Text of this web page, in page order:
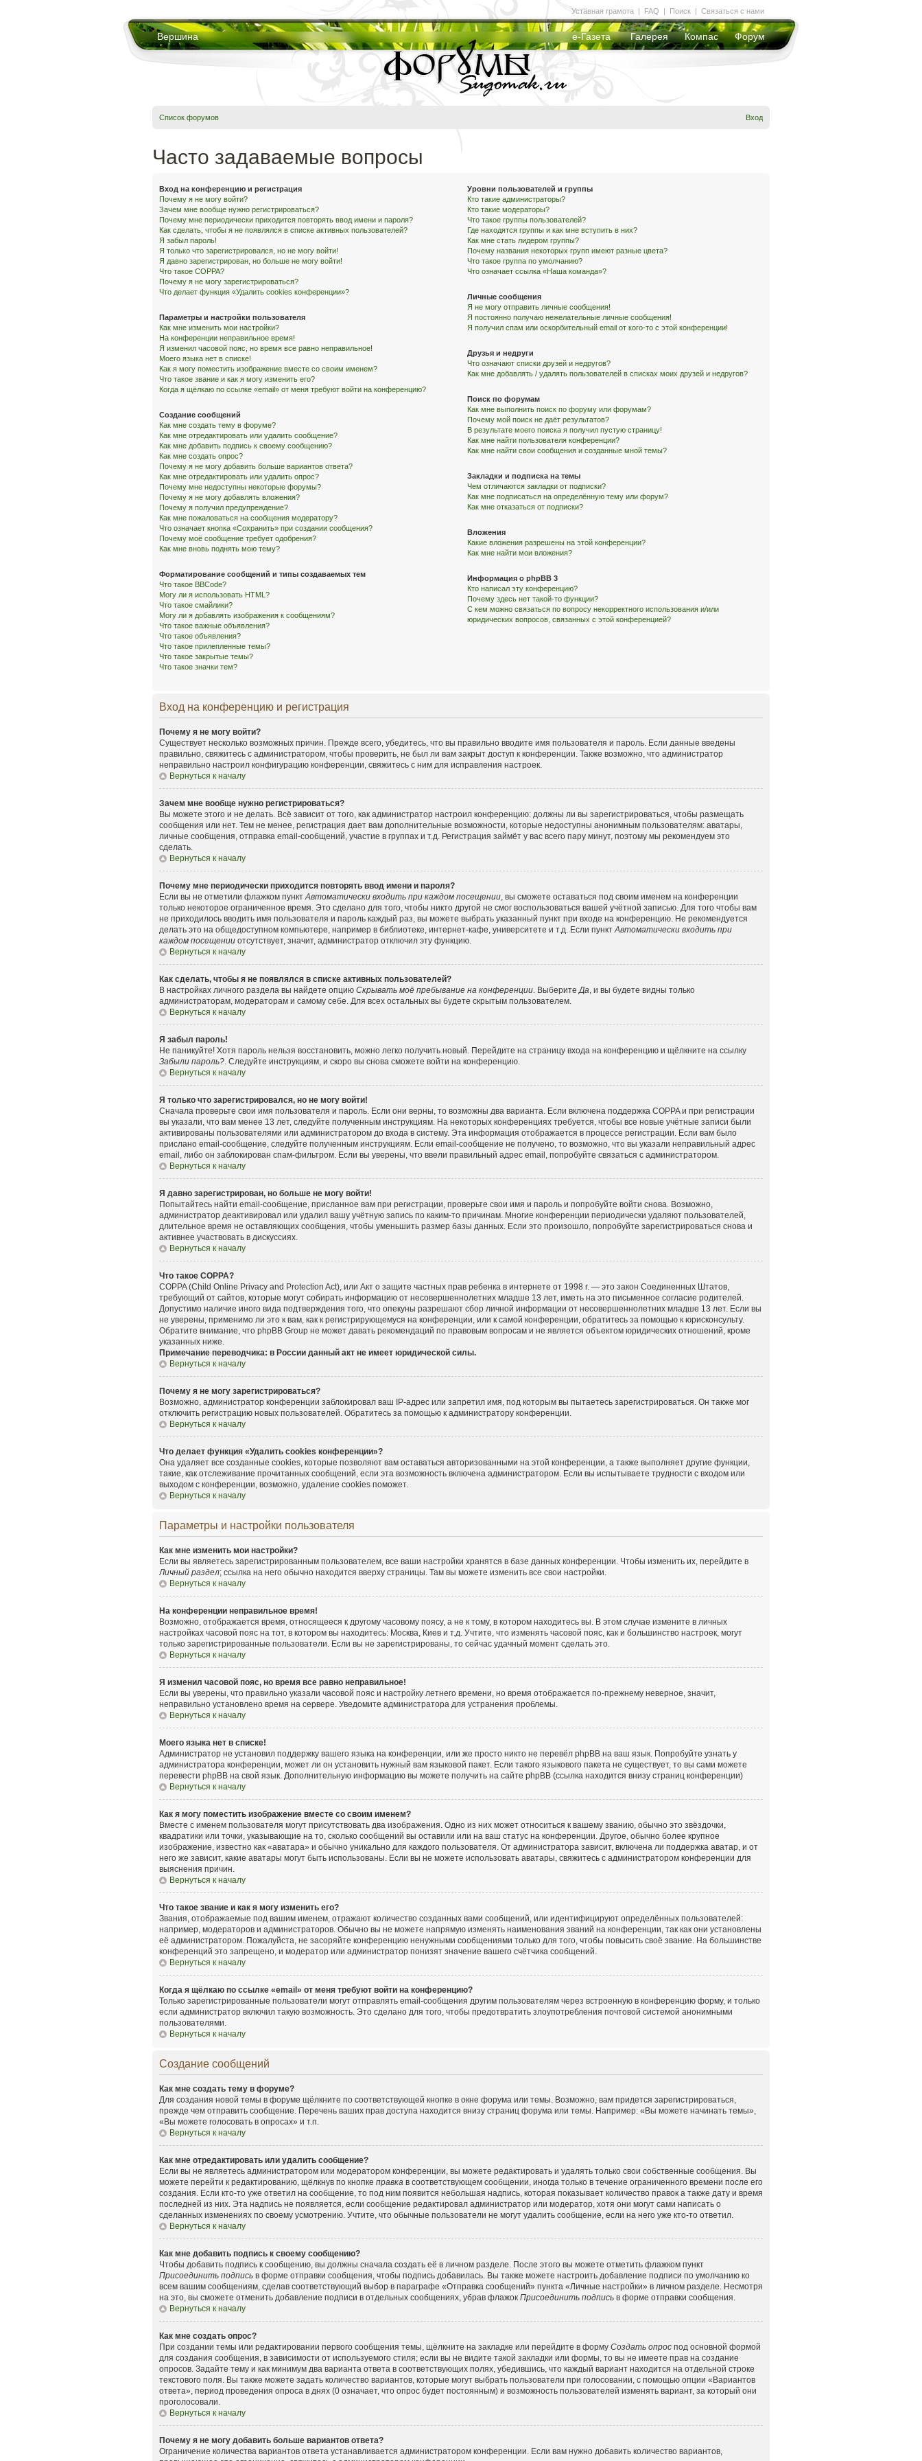
Вершина е-Газета Галерея Компас Форум
Уставная грамота | FAQ | Поиск | Связаться с нами
Список форумов Вход
Часто задаваемые вопросы
Вход на конференцию и регистрация
Почему я не могу войти?
Зачем мне вообще нужно регистрироваться?
Почему мне периодически приходится повторять ввод имени и пароля?
Как сделать, чтобы я не появлялся в списке активных пользователей?
Я забыл пароль!
Я только что зарегистрировался, но не могу войти!
Я давно зарегистрирован, но больше не могу войти!
Что такое COPPA?
Почему я не могу зарегистрироваться?
Что делает функция «Удалить cookies конференции»?
Параметры и настройки пользователя
Как мне изменить мои настройки?
На конференции неправильное время!
Я изменил часовой пояс, но время все равно неправильное!
Моего языка нет в списке!
Как я могу поместить изображение вместе со своим именем?
Что такое звание и как я могу изменить его?
Когда я щёлкаю по ссылке «email» от меня требуют войти на конференцию?
Создание сообщений
Как мне создать тему в форуме?
Как мне отредактировать или удалить сообщение?
Как мне добавить подпись к своему сообщению?
Как мне создать опрос?
Почему я не могу добавить больше вариантов ответа?
Как мне отредактировать или удалить опрос?
Почему мне недоступны некоторые форумы?
Почему я не могу добавлять вложения?
Почему я получил предупреждение?
Как мне пожаловаться на сообщения модератору?
Что означает кнопка «Сохранить» при создании сообщения?
Почему моё сообщение требует одобрения?
Как мне вновь поднять мою тему?
Форматирование сообщений и типы создаваемых тем
Что такое BBCode?
Могу ли я использовать HTML?
Что такое смайлики?
Могу ли я добавлять изображения к сообщениям?
Что такое важные объявления?
Что такое объявления?
Что такое прилепленные темы?
Что такое закрытые темы?
Что такое значки тем?
Уровни пользователей и группы
Кто такие администраторы?
Кто такие модераторы?
Что такое группы пользователей?
Где находятся группы и как мне вступить в них?
Как мне стать лидером группы?
Почему названия некоторых групп имеют разные цвета?
Что такое группа по умолчанию?
Что означает ссылка «Наша команда»?
Личные сообщения
Я не могу отправить личные сообщения!
Я постоянно получаю нежелательные личные сообщения!
Я получил спам или оскорбительный email от кого-то с этой конференции!
Друзья и недруги
Что означают списки друзей и недругов?
Как мне добавлять / удалять пользователей в списках моих друзей и недругов?
Поиск по форумам
Как мне выполнить поиск по форуму или форумам?
Почему мой поиск не даёт результатов?
В результате моего поиска я получил пустую страницу!
Как мне найти пользователя конференции?
Как мне найти свои сообщения и созданные мной темы?
Закладки и подписка на темы
Чем отличаются закладки от подписки?
Как мне подписаться на определённую тему или форум?
Как мне отказаться от подписки?
Вложения
Какие вложения разрешены на этой конференции?
Как мне найти мои вложения?
Информация о phpBB 3
Кто написал эту конференцию?
Почему здесь нет такой-то функции?
С кем можно связаться по вопросу некорректного использования и/или
юридических вопросов, связанных с этой конференцией?
Вход на конференцию и регистрация
Почему я не могу войти?
Существует несколько возможных причин. Прежде всего, убедитесь, что вы правильно вводите имя пользователя и пароль. Если данные введены
правильно, свяжитесь с администратором, чтобы проверить, не был ли вам закрыт доступ к конференции. Также возможно, что администратор
неправильно настроил конфигурацию конференции, свяжитесь с ним для исправления настроек.
Вернуться к началу
Зачем мне вообще нужно регистрироваться?
Вы можете этого и не делать. Всё зависит от того, как администратор настроил конференцию: должны ли вы зарегистрироваться, чтобы размещать
сообщения или нет. Тем не менее, регистрация дает вам дополнительные возможности, которые недоступны анонимным пользователям: аватары,
личные сообщения, отправка email-сообщений, участие в группах и т.д. Регистрация займёт у вас всего пару минут, поэтому мы рекомендуем это
сделать.
Вернуться к началу
Почему мне периодически приходится повторять ввод имени и пароля?
Если вы не отметили флажком пунктАвтоматически входить при каждом посещении, вы сможете оставаться под своим именем на конференции
только некоторое ограниченное время. Это сделано для того, чтобы никто другой не смог воспользоваться вашей учётной записью. Для того чтобы вам
не приходилось вводить имя пользователя и пароль каждый раз, вы можете выбрать указанный пункт при входе на конференцию. Не рекомендуется
делать это на общедоступном компьютере, например в библиотеке, интернет-кафе, университете и т.д. Если пунктАвтоматически входить при
каждом посещении отсутствует, значит, администратор отключил эту функцию.
Вернуться к началу
Как сделать, чтобы я не появлялся в списке активных пользователей?
В настройках личного раздела вы найдете опцию Скрывать моё пребывание на конференции. ВыберитеДа, и вы будете видны только
администраторам, модераторам и самому себе. Для всех остальных вы будете скрытым пользователем.
Вернуться к началу
Я забыл пароль!
Не паникуйте! Хотя пароль нельзя восстановить, можно легко получить новый. Перейдите на страницу входа на конференцию и щёлкните на ссылку
Забыли пароль?. Следуйте инструкциям, и скоро вы снова сможете войти на конференцию.
Вернуться к началу
Я только что зарегистрировался, но не могу войти!
Сначала проверьте свои имя пользователя и пароль. Если они верны, то возможны два варианта. Если включена поддержка COPPA и при регистрации
вы указали, что вам менее 13 лет, следуйте полученным инструкциям. На некоторых конференциях требуется, чтобы все новые учётные записи были
активированы пользователями или администратором до входа в систему. Эта информация отображается в процессе регистрации. Если вам было
прислано email-сообщение, следуйте полученным инструкциям. Если email-сообщение не получено, то возможно, что вы указали неправильный адрес
email, либо он заблокирован спам-фильтром. Если вы уверены, что ввели правильный адрес email, попробуйте связаться с администратором.
Вернуться к началу
Я давно зарегистрирован, но больше не могу войти!
Попытайтесь найти email-сообщение, присланное вам при регистрации, проверьте свои имя и пароль и попробуйте войти снова. Возможно,
администратор деактивировал или удалил вашу учётную запись по каким-то причинам. Многие конференции периодически удаляют пользователей,
длительное время не оставляющих сообщения, чтобы уменьшить размер базы данных. Если это произошло, попробуйте зарегистрироваться снова и
активнее участвовать в дискуссиях.
Вернуться к началу
Что такое COPPA?
COPPA (Child Online Privacy and Protection Act), или Акт о защите частных прав ребенка в интернете от 1998 г. — это закон Соединенных Штатов,
требующий от сайтов, которые могут собирать информацию от несовершеннолетних младше 13 лет, иметь на это письменное согласие родителей.
Допустимо наличие иного вида подтверждения того, что опекуны разрешают сбор личной информации от несовершеннолетних младше 13 лет. Если вы
не уверены, применимо ли это к вам, как к регистрирующемуся на конференции, или к самой конференции, обратитесь за помощью к юрисконсульту.
Обратите внимание, что phpBB Group не может давать рекомендаций по правовым вопросам и не является объектом юридических отношений, кроме
указанных ниже.
Примечание переводчика: в России данный акт не имеет юридической силы.
Вернуться к началу
Почему я не могу зарегистрироваться?
Возможно, администратор конференции заблокировал ваш IP-адрес или запретил имя, под которым вы пытаетесь зарегистрироваться. Он также мог
отключить регистрацию новых пользователей. Обратитесь за помощью к администратору конференции.
Вернуться к началу
Что делает функция «Удалить cookies конференции»?
Она удаляет все созданные cookies, которые позволяют вам оставаться авторизованными на этой конференции, а также выполняет другие функции,
такие, как отслеживание прочитанных сообщений, если эта возможность включена администратором. Если вы испытываете трудности с входом или
выходом с конференции, возможно, удаление cookies поможет.
Вернуться к началу
Параметры и настройки пользователя
Как мне изменить мои настройки?
Если вы являетесь зарегистрированным пользователем, все ваши настройки хранятся в базе данных конференции. Чтобы изменить их, перейдите в
Личный раздел; ссылка на него обычно находится вверху страницы. Там вы можете изменить все свои настройки.
Вернуться к началу
На конференции неправильное время!
Возможно, отображается время, относящееся к другому часовому поясу, а не к тому, в котором находитесь вы. В этом случае измените в личных
настройках часовой пояс на тот, в котором вы находитесь: Москва, Киев и т.д. Учтите, что изменять часовой пояс, как и большинство настроек, могут
только зарегистрированные пользователи. Если вы не зарегистрированы, то сейчас удачный момент сделать это.
Вернуться к началу
Я изменил часовой пояс, но время все равно неправильное!
Если вы уверены, что правильно указали часовой пояс и настройку летнего времени, но время отображается по-прежнему неверное, значит,
неправильно установлено время на сервере. Уведомите администратора для устранения проблемы.
Вернуться к началу
Моего языка нет в списке!
Администратор не установил поддержку вашего языка на конференции, или же просто никто не перевёл phpBB на ваш язык. Попробуйте узнать у
администратора конференции, может ли он установить нужный вам языковой пакет. Если такого языкового пакета не существует, то вы сами можете
перевести phpBB на свой язык. Дополнительную информацию вы можете получить на сайте phpBB (ссылка находится внизу страниц конференции)
Вернуться к началу
Как я могу поместить изображение вместе со своим именем?
Вместе с именем пользователя могут присутствовать два изображения. Одно из них может относиться к вашему званию, обычно это звёздочки,
квадратики или точки, указывающие на то, сколько сообщений вы оставили или на ваш статус на конференции. Другое, обычно более крупное
изображение, известно как «аватара» и обычно уникально для каждого пользователя. От администратора зависит, включена ли поддержка аватар, и от
него же зависит, какие аватары могут быть использованы. Если вы не можете использовать аватары, свяжитесь с администратором конференции для
выяснения причин.
Вернуться к началу
Что такое звание и как я могу изменить его?
Звания, отображаемые под вашим именем, отражают количество созданных вами сообщений, или идентифицируют определённых пользователей:
например, модераторов и администраторов. Обычно вы не можете напрямую изменять наименования званий на конференции, так как они установлены
её администратором. Пожалуйста, не засоряйте конференцию ненужными сообщениями только для того, чтобы повысить своё звание. На большинстве
конференций это запрещено, и модератор или администратор понизят значение вашего счётчика сообщений.
Вернуться к началу
Когда я щёлкаю по ссылке «email» от меня требуют войти на конференцию?
Только зарегистрированные пользователи могут отправлять email-сообщения другим пользователям через встроенную в конференцию форму, и только
если администратор включил такую возможность. Это сделано для того, чтобы предотвратить злоупотребления почтовой системой анонимными
пользователями.
Вернуться к началу
Создание сообщений
Как мне создать тему в форуме?
Для создания новой темы в форуме щёлкните по соответствующей кнопке в окне форума или темы. Возможно, вам придется зарегистрироваться,
прежде чем отправить сообщение. Перечень ваших прав доступа находится внизу страниц форума или темы. Например: «Вы можете начинать темы»,
«Вы можете голосовать в опросах» и т.п.
Вернуться к началу
Как мне отредактировать или удалить сообщение?
Если вы не являетесь администратором или модератором конференции, вы можете редактировать и удалять только свои собственные сообщения. Вы
можете перейти к редактированию, щёлкнув по кнопке правка в соответствующем сообщении, иногда только в течение ограниченного времени после его
создания. Если кто-то уже ответил на сообщение, то под ним появится небольшая надпись, которая показывает количество правок а также дату и время
последней из них. Эта надпись не появляется, если сообщение редактировал администратор или модератор, хотя они могут сами написать о
сделанных изменениях по своему усмотрению. Учтите, что обычные пользователи не могут удалить сообщение, если на него уже кто-то ответил.
Вернуться к началу
Как мне добавить подпись к своему сообщению?
Чтобы добавить подпись к сообщению, вы должны сначала создать её в личном разделе. После этого вы можете отметить флажком пункт
Присоединить подпись в форме отправки сообщения, чтобы подпись добавилась. Вы также можете настроить добавление подписи по умолчанию ко
всем вашим сообщениям, сделав соответствующий выбор в параграфе «Отправка сообщений» пункта «Личные настройки» в личном разделе. Несмотря
на это, вы сможете отменить добавление подписи в отдельных сообщениях, убрав флажок Присоединить подпись в форме отправки сообщения.
Вернуться к началу
Как мне создать опрос?
При создании темы или редактировании первого сообщения темы, щёлкните на закладке или перейдите в форму Создать опрос под основной формой
для создания сообщения, в зависимости от используемого стиля; если вы не видите такой закладки или формы, то вы не имеете прав на создание
опросов. Задайте тему и как минимум два варианта ответа в соответствующих полях, убедившись, что каждый вариант находится на отдельной строке
текстового поля. Вы также можете задать количество вариантов, которые могут выбрать пользователи при голосовании, с помощью опции «Вариантов
ответа», период проведения опроса в днях (0 означает, что опрос будет постоянным) и возможность пользователей изменять вариант, за который они
проголосовали.
Вернуться к началу
Почему я не могу добавить больше вариантов ответа?
Ограничение количества вариантов ответа устанавливается администратором конференции. Если вам нужно добавить количество вариантов,